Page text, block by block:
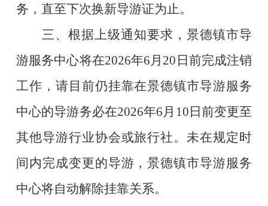
务，直至下次换新导游证为止。
三、根据上级通知要求，景德镇市导
游服务中心将在2026年6月 20 日前完成注销
工作，请目前仍挂靠在景德镇市导游服务
中心的导游务必在2026年6月 10 日前变更至
其他导游行业协会或旅行社。未在规定时
间内完成变更的导游，景德镇市导游服务
中心将自动解除挂靠关系。